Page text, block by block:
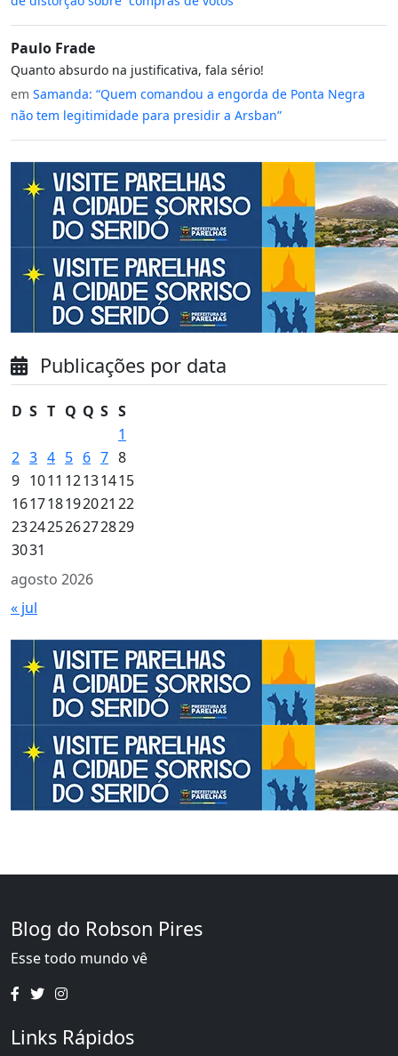
Paulo Frade
Quanto absurdo na justificativa, fala sério!
em Samanda: “Quem comandou a engorda de Ponta Negra
não tem legitimidade para presidir a Arsban”
Publicações por data
agosto 2026
D S T Q Q S S
1
2 3 4 5 6 7 8
9 1011 12131415
161718192021 22
23242526272829
3031
« jul
Blog do Robson Pires
Esse todo mundo vê
Links Rápidos